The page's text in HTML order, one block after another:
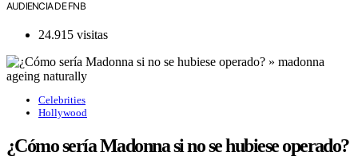
AUDIENCIA DE FNB
24.915 visitas
Celebrities
Hollywood
¿Cómo sería Madonna si no se hubiese operado?